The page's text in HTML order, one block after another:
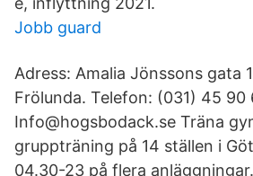
Jobb guard
Adress: Amalia Jönssons gata
Frölunda. Telefon: (031) 45 90
Info@hogsbodack.se Träna
gruppträning på 14 ställen i
04.30-23 på flera anläggningar.